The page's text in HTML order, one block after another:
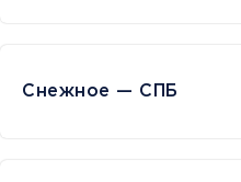
Снежное — СПБ